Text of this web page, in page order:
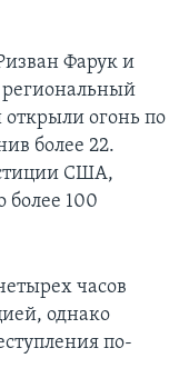
Фарук и
открыли огонь по
более 22.
США,
более 100
часов
однако
по-